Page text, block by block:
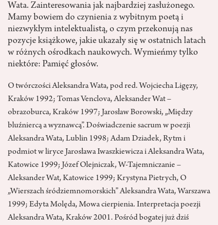
Wata. Zainteresowania jak najbardziej zasłużonego.
Mamy bowiem do czynienia z wybitnym poetą i
niezwykłym intelektualistą, o czym przekonują nas
pozycje książkowe, jakie ukazały się w ostatnich latach
w różnych ośrodkach naukowych. Wymieńmy tylko
niektóre: Pamięć głosów.
O twórczości Aleksandra Wata, pod red. Wojciecha Ligęzy,
Kraków 1992; Tomas Venclova, Aleksander Wat –
obrazoburca, Kraków 1997; Jarosław Borowski, „Między
bluźniercą a wyznawcą”. Doświadczenie sacrum w poezji
Aleksandra Wata, Lublin 1998; Adam Dziadek, Rytm i
podmiot w liryce Jarosława Iwaszkiewicza i Aleksandra Wata,
Katowice 1999; Józef Olejniczak, W-Tajemniczanie –
Aleksander Wat, Katowice 1999; Krystyna Pietrych, O
„Wierszach śródziemnomorskich” Aleksandra Wata, Warszawa
1999; Edyta Molęda, Mowa cierpienia. Interpretacja poezji
Aleksandra Wata, Kraków 2001. Pośród bogatej już dziś